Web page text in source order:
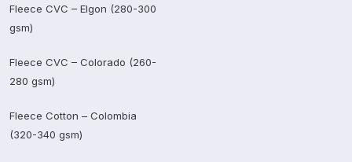
Fleece CVC – Elgon (280-300
gsm)
Fleece CVC – Colorado (260-
280 gsm)
Fleece Cotton – Colombia
(320-340 gsm)